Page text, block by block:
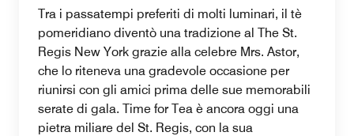
Tra i passatempi preferiti di molti luminari, il tè
pomeridiano diventò una tradizione al The St.
Regis New York grazie alla celebre Mrs. Astor,
che lo riteneva una gradevole occasione per
riunirsi con gli amici prima delle sue memorabili
serate di gala. Time for Tea è ancora oggi una
pietra miliare del St. Regis, con la sua